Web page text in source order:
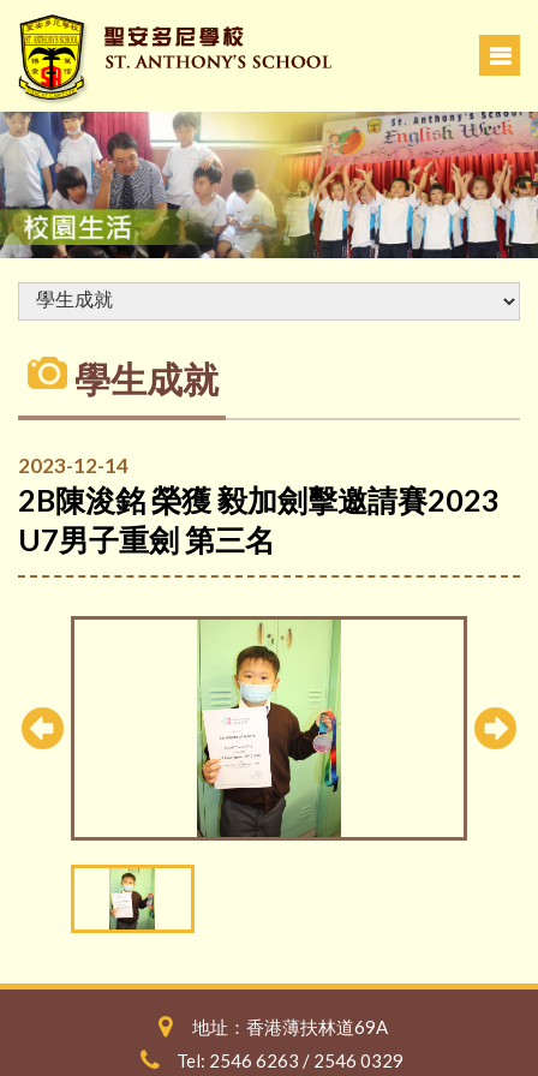
學生成就
2023-12-14
2B陳浚銘 榮獲 毅加劍擊邀請賽2023
U7男子重劍 第三名
地址：香港薄扶林道69A
Tel: 2546 6263 / 2546 0329